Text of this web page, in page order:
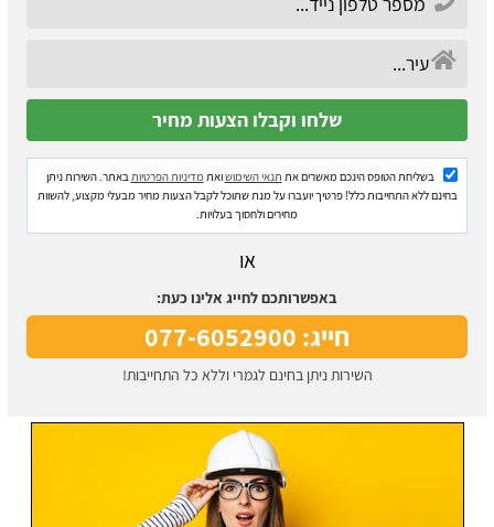
בשליחת הטופס הינכם מאשרים את תנאי השימושואת מדיניות הפרטיות באתר. השירות ניתן
בחינם ללא התחייבות כלל! פרטיך יועברו על מנת שתוכל לקבל הצעות מחיר מבעלי מקצוע, להשוות
מחירים ולחסוך בעלויות.
או
באפשרותכם לחייג אלינו כעת:
חייג: 077-6052900
השירות ניתן בחינם לגמרי וללא כל התחייבות!